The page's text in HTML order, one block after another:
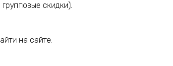
скидки).
на сайте.